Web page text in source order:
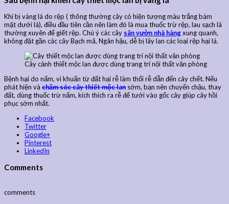
Khi bị vàng lá do rệp ( thông thường cây có hiện tượng màu trắng bám
mặt dưới lá), điều đầu tiên cần nên làm đó là mua thuốc trừ rệp, lau sạch lá
thường xuyên để giết rệp. Chú ý các cây sân vườn nhà hàngxung quanh,
không đặt gần các cây Bạch mã, Ngân hậu, dễ bị lây lan các loại rệp hại lá.
Cây cảnh thiết mộc lan được dùng trang trí nội thất văn phòng
Bệnh hại do nấm, vi khuẩn từ đất hại rễ làm thối rễ dẫn đến cây chết. Nếu
phát hiện và chăm sóc cây thiết mộc lan sớm, bạn nên chuyển chậu, thay
đất, dùng thuốc trừ nấm, kích thích ra rễ để tưới vào gốc cây giúp cây hồi
phục sớm nhất.
Facebook
Twitter
Google+
Pinterest
LinkedIn
Comments
comments